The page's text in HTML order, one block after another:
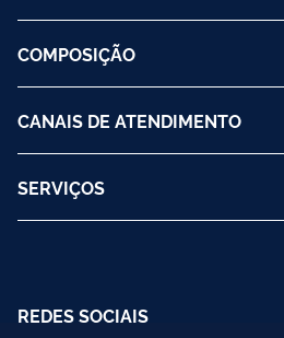
COMPOSIÇÃO
CANAIS DE ATENDIMENTO
SERVIÇOS
REDES SOCIAIS